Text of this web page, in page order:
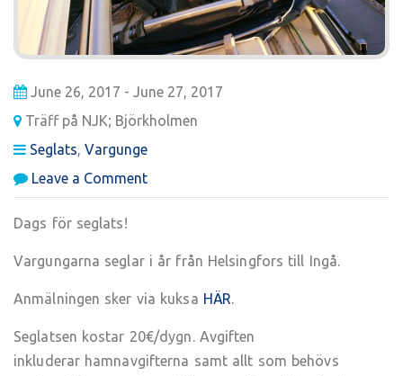
June 26, 2017 - June 27, 2017
Träff på NJK; Björkholmen
Seglats, Vargunge
Leave a Commenton
Vargungeseglats:
Ingå
Dags för seglats!
Vargungarna seglar i år från Helsingfors till Ingå.
Anmälningen sker via kuksa HÄR.
Seglatsen kostar 20€/dygn. Avgiften
inkluderar hamnavgifterna samt allt som behövs